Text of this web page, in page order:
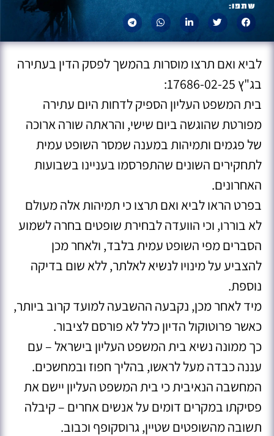
שתפו:
לביא ואם תרצו מוסרות בהמשך לפסק הדין בעתירה
בג"ץ 17686-02-25:
בית המשפט העליון הספיק לדחות היום עתירה
מפורטת שהוגשה ביום שישי, והראתה שורה ארוכה
של פגמים ותמיהות במענה שמסר השופט עמית
לתחקירים השונים שהתפרסמו בעניינו בשבועות
האחרונים.
בפרט הראו לביא ואם תרצו כי תמיהות אלה מעולם
לא בוררו, וכי הוועדה לבחירת שופטים בחרה לשמוע
הסברים מפי השופט עמית בלבד, ולאחר מכן
להצביע על מינויו לנשיא לאלתר, ללא שום בדיקה
נוספת.
מיד לאחר מכן, נקבעה ההשבעה למועד קרוב ביותר,
כאשר פרוטוקול הדיון כלל לא פורסם לציבור.
כך ממונה נשיא בית המשפט העליון בישראל – עם
עננה כבדה מעל לראשו, בהליך חפוז ובמחשכים.
המחשבה הנאיבית כי בית המשפט העליון יישם את
פסיקתו במקרים דומים על אנשים אחרים – קיבלה
תשובה מהשופטים שטיין, גרוסקופף וכבוב.